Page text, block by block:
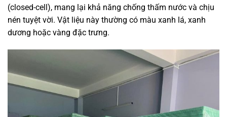
(closed-cell), mang lại khả năng chống thấm nước và chịu
nén tuyệt vời. Vật liệu này thường có màu xanh lá, xanh
dương hoặc vàng đặc trưng.